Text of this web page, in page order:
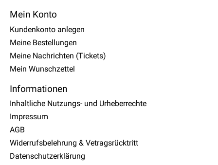
Mein Konto
Kundenkonto anlegen
Meine Bestellungen
Meine Nachrichten (Tickets)
Mein Wunschzettel
Informationen
Inhaltliche Nutzungs- und Urheberrechte
Impressum
AGB
Widerrufsbelehrung & Vetragsrücktritt
Datenschutzerklärung